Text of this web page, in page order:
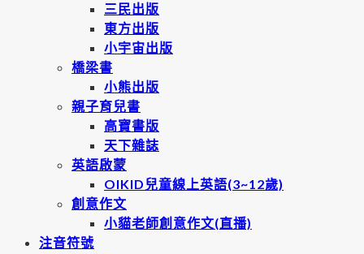
三民出版
東方出版
小宇宙出版
橋梁書
小熊出版
親子育兒書
高寶書版
天下雜誌
英語啟蒙
OIKID兒童線上英語(3~12歲)
創意作文
小貓老師創意作文(直播)
注音符號